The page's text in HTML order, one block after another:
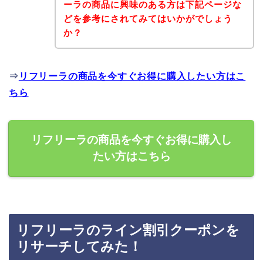
ーラの商品に興味のある方は下記ページな
どを参考にされてみてはいかがでしょう
か？
⇒ リフリーラの商品を今すぐお得に購入したい方はこ
ちら
リフリーラの商品を今すぐお得に購入し
たい方はこちら
リフリーラのライン割引クーポンを
リサーチしてみた！